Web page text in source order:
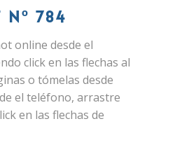
ESC to close
784
online desde el
click en las flechas al
o tómelas desde
el teléfono, arrastre
en las flechas de